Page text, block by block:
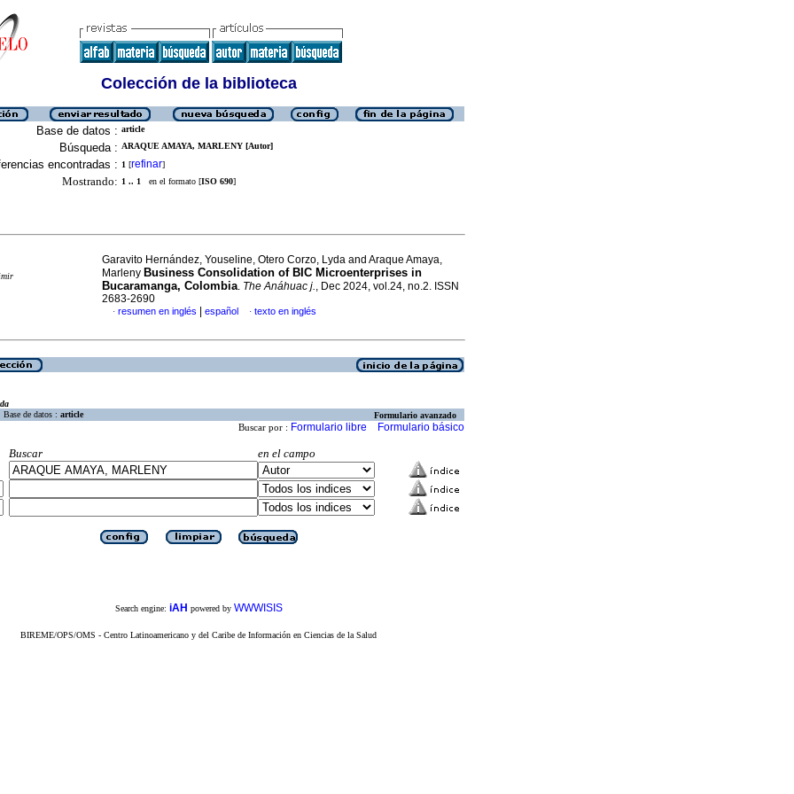
Colección de la biblioteca
Base de datos : article
Búsqueda : ARAQUE AMAYA, MARLENY [Autor]
encontradas : 1 [refinar]
Mostrando: 1 .. 1 en el formato [ISO 690]
Garavito Hernández, Youseline, Otero Corzo, Lyda and Araque Amaya,
Marleny Business Consolidation of BIC Microenterprises in
Bucaramanga, Colombia. The Anáhuac j., Dec 2024, vol.24, no.2. ISSN
2683-2690
· resumen en inglés español · texto en inglés
Base de datos : article Formulario avanzado
Buscar por : Formulario libre Formulario básico
Buscar
en el campo
Search engine: iAH powered by WWWISIS
BIREME/OPS/OMS - Centro Latinoamericano y del Caribe de Información en Ciencias de la Salud